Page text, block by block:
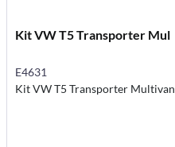
Kit VW T5 Transporter Mul
E4631
Kit VW T5 Transporter Multivan